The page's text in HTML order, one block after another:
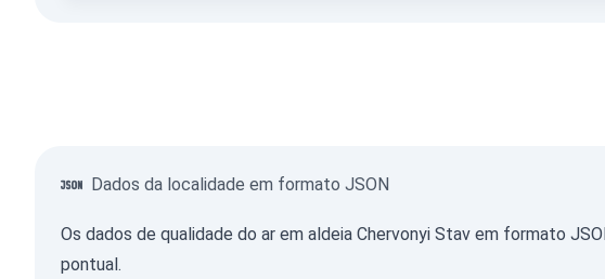
Dados da localidade em formato JSON
Os dados de qualidade do ar em aldeia Chervonyi Stav em formato
pontual.